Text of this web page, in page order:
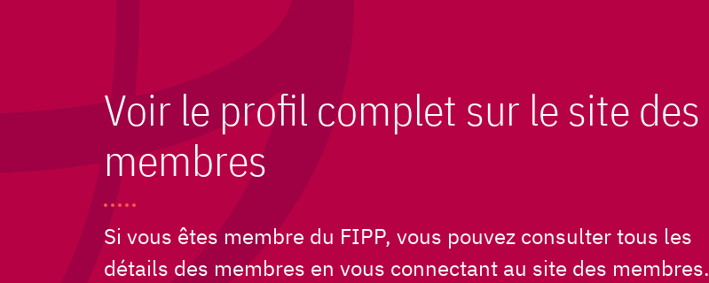
Voir le profil complet sur le site des
membres
Si vous êtes membre du FIPP, vous pouvez consulter tous les
détails des membres en vous connectant au site des membres.